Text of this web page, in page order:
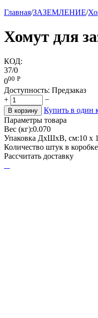
Главная/ЗАЗЕМЛЕНИЕ/
Хомут для
КОД:
37/0
000 Р
Доступность: Предзаказ
+
−
В корзину
Купить в один
Параметры товара
Вес (кг):0.070
Упаковка ДхШхВ, см:10 x
Количество штук в
Рассчитать доставку